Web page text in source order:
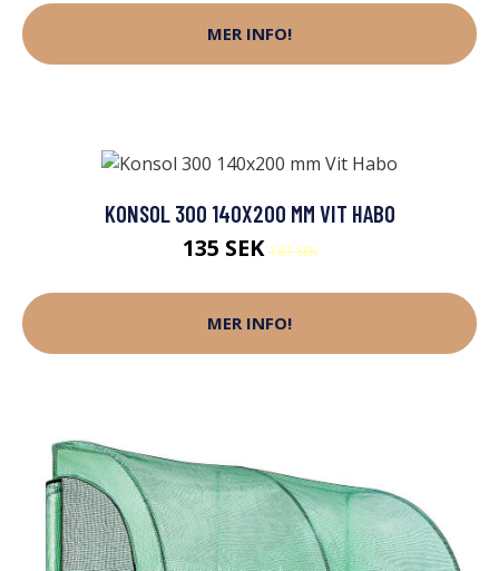
MER INFO!
KONSOL 300 140X200 MM VIT HABO
135 SEK167 SEK
MER INFO!